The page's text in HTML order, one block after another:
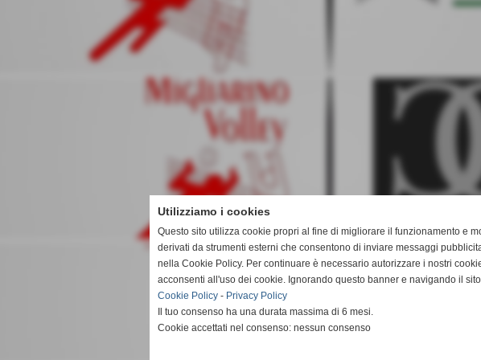
Utilizziamo i cookies
Questo sito utilizza cookie propri al fine di migliorare il funzionamento e
derivati da strumenti esterni che consentono di inviare messaggi
nella Cookie Policy. Per continuare è necessario autorizzare i nostri
acconsenti all'uso dei cookie. Ignorando questo banner e navigando il
Cookie Policy - Privacy Policy
Il tuo consenso ha una durata massima di 6 mesi.
Cookie accettati nel consenso: nessun consenso